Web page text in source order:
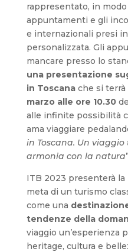
rappresentato, in
appuntamenti e gli
e internazionali presi in
personalizzata. Gli
mancare presso lo
una presentazione
in Toscanache si terrà
marzo alle ore 10.30
alle infinite possibilità
ama viaggiare
in Toscana. Un
armonia con la natura
ITB 2023 presenterà la
meta di un turismo
come una
tendenze della
viaggio un’esperienza
heritage, cultura e